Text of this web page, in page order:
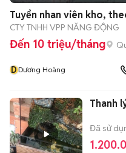
Tuyển nhan viên kho,
CTY TNHH VPP NĂNG ĐỘNG
Đến 10 triệu/tháng
DDương Hoàng
Thanh
Đã sử